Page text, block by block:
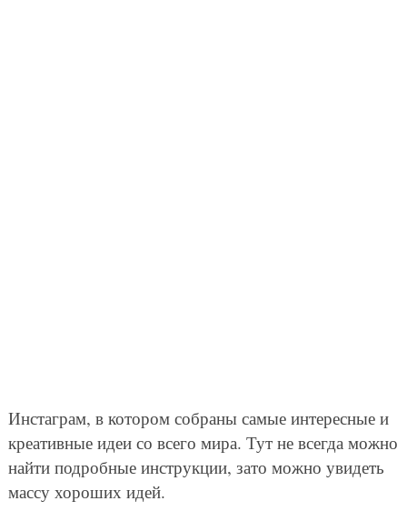
Инстаграм, в котором собраны самые интересные и
креативные идеи со всего мира. Тут не всегда можно
найти подробные инструкции, зато можно увидеть
массу хороших идей.